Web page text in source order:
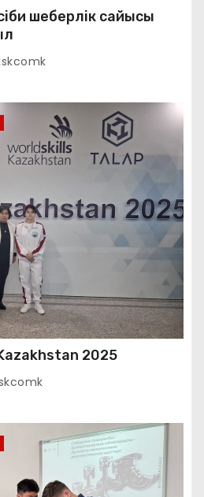
шеберлік сайысы
2025